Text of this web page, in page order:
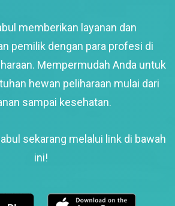
memberikan layanan dan
pemilik dengan para profesi di
Mempermudah Anda untuk
hewan peliharaan mulai dari
sampai kesehatan.
sekarang melalui link di bawah
ini!